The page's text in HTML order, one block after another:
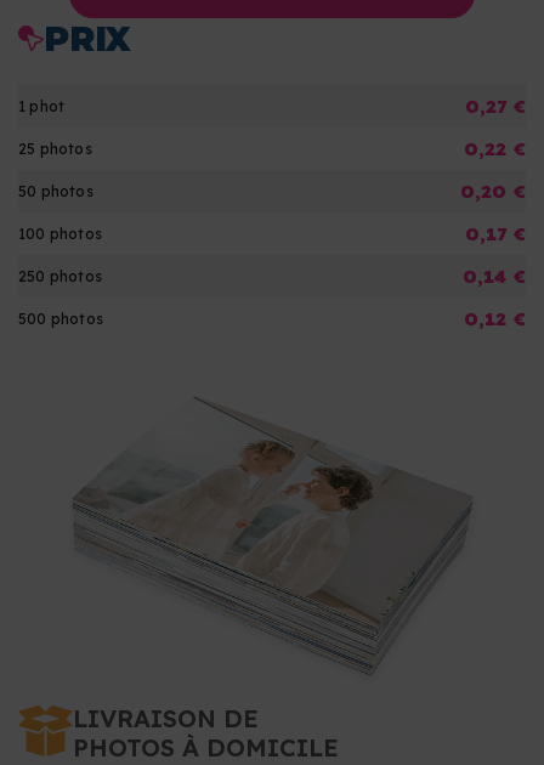
PRIX
1 phot 0,27 €
25 photos 0,22 €
50 photos 0,20 €
100 photos 0,17 €
250 photos 0,14 €
500 photos 0,12 €
LIVRAISON DE
PHOTOS À DOMICILE